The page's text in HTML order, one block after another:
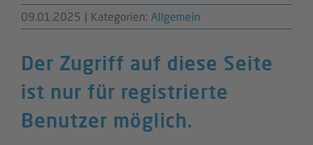
09.01.2025 | Kategorien: Allgemein
Der Zugriff auf diese Seite
ist nur für registrierte
Benutzer möglich.